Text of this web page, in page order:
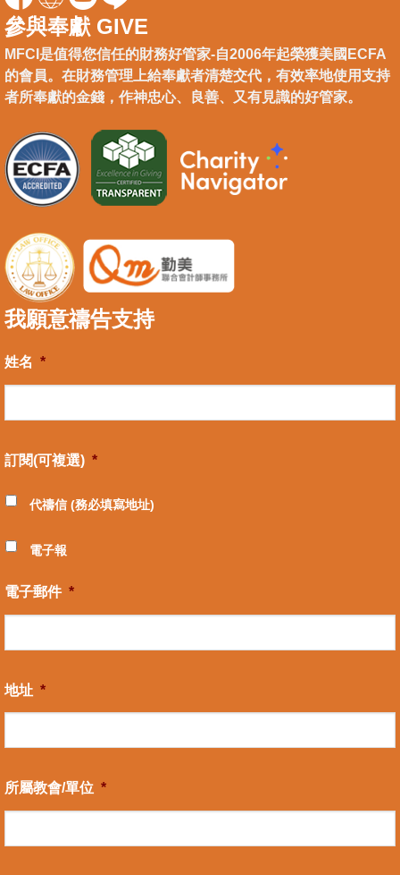
參與奉獻 GIVE
MFCI是值得您信任的財務好管家-自2006年起榮獲美國ECFA
的會員。在財務管理上給奉獻者清楚交代，有效率地使用支持
者所奉獻的金錢，作神忠心、良善、又有見識的好管家。
我願意禱告支持
姓名 *
訂閱(可複選) *
代禱信 (務必填寫地址)
電子報
電子郵件 *
地址 *
所屬教會/單位 *